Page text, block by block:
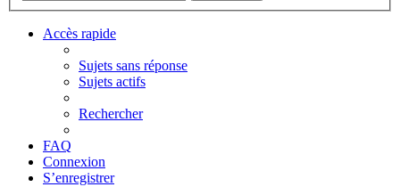
Accès rapide
Sujets sans réponse
Sujets actifs
Rechercher
FAQ
Connexion
S’enregistrer